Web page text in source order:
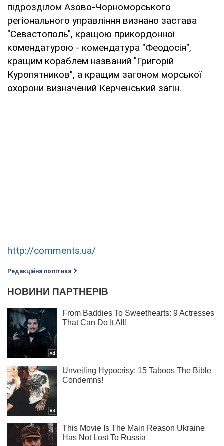
підрозділом Азово-Чорноморського
регіонального управління визнано застава
"Севастополь", кращою прикордонної
комендатурою - комендатура "Феодосія",
кращим кораблем названий "Григорій
Куропятников", а кращим загоном морської
охорони визначений Керченський загін.
http://comments.ua/
Редакційна політика